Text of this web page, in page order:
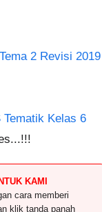
2 Revisi 2019
Tematik Kelas 6
KAMI
cara memberi
klik tanda panah